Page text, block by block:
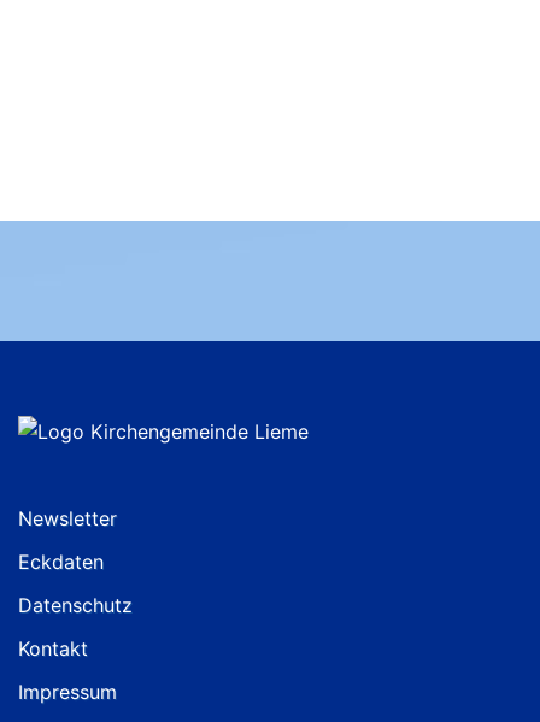
Newsletter
Eckdaten
Datenschutz
Kontakt
Impressum